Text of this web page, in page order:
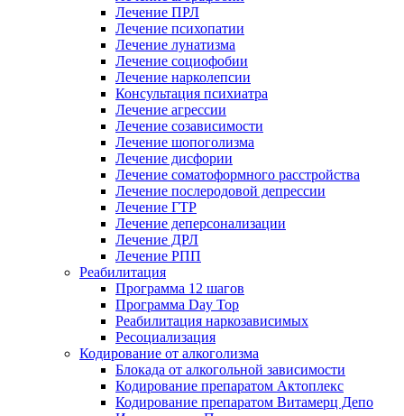
Лечение ПРЛ
Лечение психопатии
Лечение лунатизма
Лечение социофобии
Лечение нарколепсии
Консультация психиатра
Лечение агрессии
Лечение созависимости
Лечение шопоголизма
Лечение дисфории
Лечение соматоформного расстройства
Лечение послеродовой депрессии
Лечение ГТР
Лечение деперсонализации
Лечение ДРЛ
Лечение РПП
Реабилитация
Программа 12 шагов
Программа Day Top
Реабилитация наркозависимых
Ресоциализация
Кодирование от алкоголизма
Блокада от алкогольной зависимости
Кодирование препаратом Актоплекс
Кодирование препаратом Витамерц Депо